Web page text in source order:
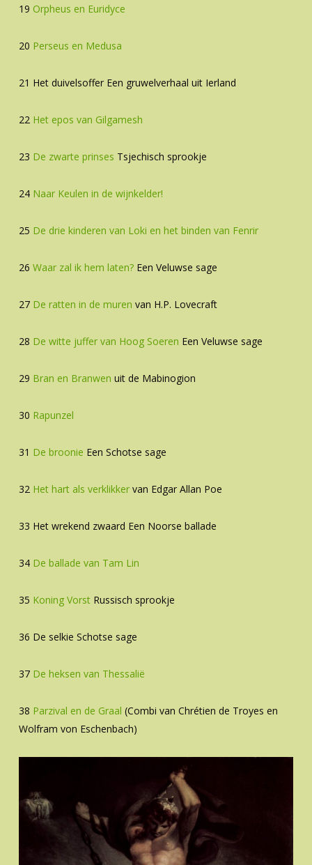
19 Orpheus en Euridyce
20 Perseus en Medusa
21 Het duivelsoffer Een gruwelverhaal uit Ierland
22 Het epos van Gilgamesh
23 De zwarte prinses Tsjechisch sprookje
24 Naar Keulen in de wijnkelder!
25 De drie kinderen van Loki en het binden van Fenrir
26 Waar zal ik hem laten?Een Veluwse sage
27 De ratten in de muren van H.P. Lovecraft
28 De witte juffer van Hoog Soeren Een Veluwse sage
29 Bran en Branwen uit de Mabinogion
30 Rapunzel
31 De broonie Een Schotse sage
32 Het hart als verklikkervan Edgar Allan Poe
33 Het wrekend zwaard Een Noorse ballade
34 De ballade van Tam Lin
35 Koning VorstRussisch sprookje
36 De selkie Schotse sage
37 De heksen van Thessalië
38 Parzival en de Graal (Combi van Chrétien de Troyes en
Wolfram von Eschenbach)